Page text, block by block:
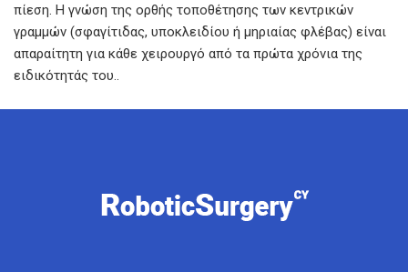
πίεση. Η γνώση της ορθής τοποθέτησης των κεντρικών
γραμμών (σφαγίτιδας, υποκλειδίου ή μηριαίας φλέβας) είναι
απαραίτητη για κάθε χειρουργό από τα πρώτα χρόνια της
ειδικότητάς του..